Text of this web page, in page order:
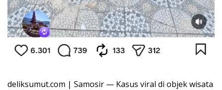
deliksumut.com | Samosir — Kasus viral di objek wisata